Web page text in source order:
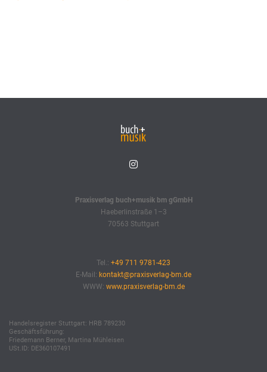
Praxisverlag buch+musik bm gGmbH
Haeberlinstraße 1–3
70563 Stuttgart
Tel.: +49 711 9781-423
E-Mail: kontakt@praxisverlag-bm.de
WWW: www.praxisverlag-bm.de
Handelsregister Stuttgart: HRB 789230
Geschäftsführung:
Friedemann Berner, Martina Mühleisen
USt.ID: DE360107491